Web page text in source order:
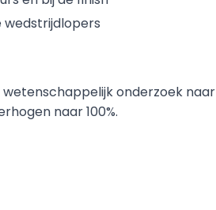
onderzoek naar
naar 100%.